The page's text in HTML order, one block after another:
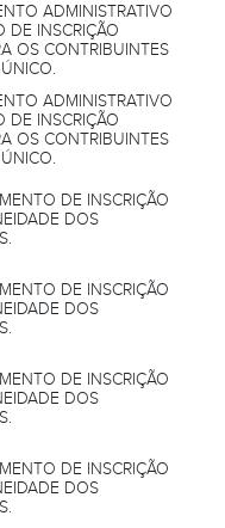
ADMINISTRATIVO
DE INSCRIÇÃO
OS CONTRIBUINTES
ADMINISTRATIVO
DE INSCRIÇÃO
OS CONTRIBUINTES
DE INSCRIÇÃO
DOS
DE INSCRIÇÃO
DOS
DE INSCRIÇÃO
DOS
DE INSCRIÇÃO
DOS